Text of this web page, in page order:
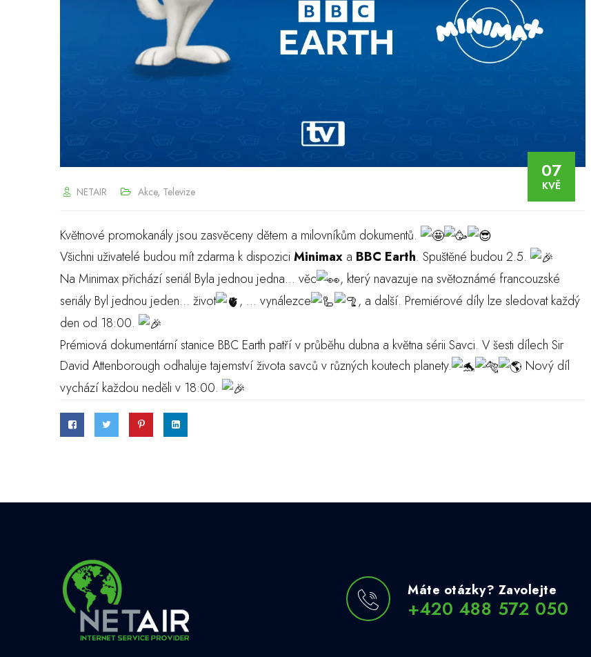
07
KVĚ
NETAIR Akce, Televize
Květnové promokanály jsou zasvěceny dětem a milovníkům dokumentů.
Všichni uživatelé budou mít zdarma k dispozici Minimax a BBC Earth. Spuštěné budou 2.5.
Na Minimax přichází seriál Byla jednou jedna… věc
, který navazuje na světoznámé francouzské
seriály Byl jednou jeden… život
, … vynálezce
, a další. Premiérové díly lze sledovat každý
den od 18:00.
Prémiová dokumentární stanice BBC Earth patří v průběhu dubna a května sérii Savci. V šesti dílech Sir
David Attenborough odhaluje tajemství života savců v různých koutech planety.
Nový díl
vychází každou neděli v 18:00.
Máte otázky? Zavolejte
+420 488 572 050